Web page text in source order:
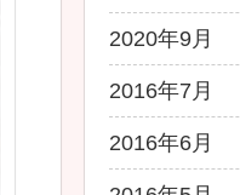
2020年9月
2016年7月
2016年6月